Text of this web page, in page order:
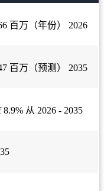
百万（年份） 2026
百万（预测） 2035
从 2026 - 2035